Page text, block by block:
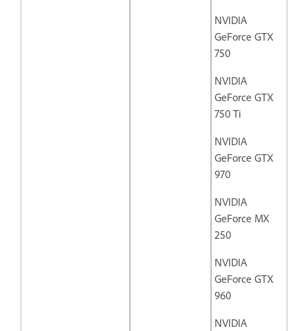
NVIDIA
GeForce GTX
750
NVIDIA
GeForce GTX
750 Ti
NVIDIA
GeForce GTX
970
NVIDIA
GeForce MX
250
NVIDIA
GeForce GTX
960
NVIDIA